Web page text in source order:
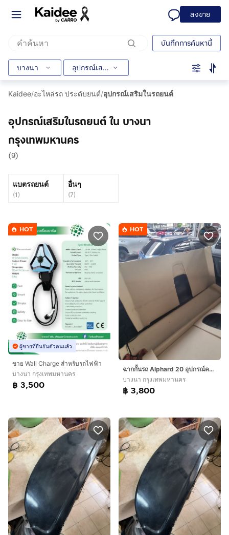
ลงขาย
บันทึกการค้นหานี้
บางนา อุปกรณ์เสริมในรถยนต์
Kaidee/อะไหล่รถ ประดับยนต์/อุปกรณ์เสริมในรถยนต์
อุปกรณ์เสริมในรถยนต์ ใน บางนา
กรุงเทพมหานคร
(9)
แบตรถยนต์
(1 )
อื่นๆ
(7)
HOT
ผู้ขายที่ยืนยันตัวตนแล้ว
ขาย Wall Charge สำหรับรถไฟฟ้า
บางนา กรุงเทพมหานคร
฿ 3,500
HOT
ฉากกั้นรถ Alphard 20 อุปกรณ์ครบ กระจก มอเตอร์ ใช้งานได้ปกติ
บางนา กรุงเทพมหานคร
฿ 3,800